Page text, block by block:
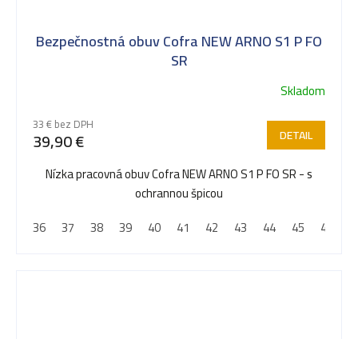
Bezpečnostná obuv Cofra NEW ARNO S1 P FO
SR
Skladom
33 € bez DPH
39,90 € DETAIL
Nízka pracovná obuv Cofra NEW ARNO S1 P FO SR - s
ochrannou špicou
36
37 38 39 40 41 42 43 44 45 46